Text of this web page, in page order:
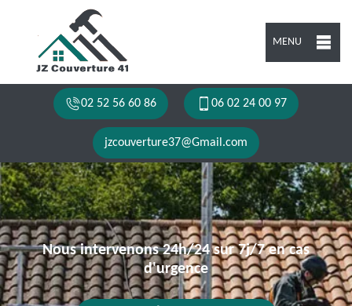
MENU
02 52 56 60 86 06 02 24 00 97
jzcouverture37@Gmail.com
Nous intervenons 24h/24 sur 7j/7 en cas
d'urgence